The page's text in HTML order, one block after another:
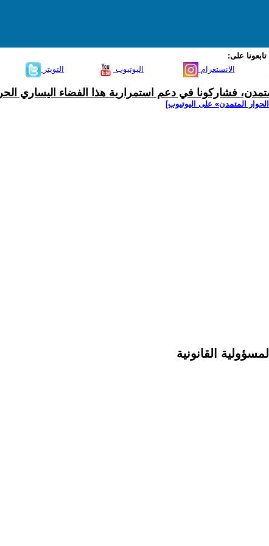
تابعونا على:
التويتر اليوتيوب الانستغرام
فشاركونا في دعم استمرارية هذا الفضاء اليساري الحر
المتمدن» على اليوتيوب]
القانونية